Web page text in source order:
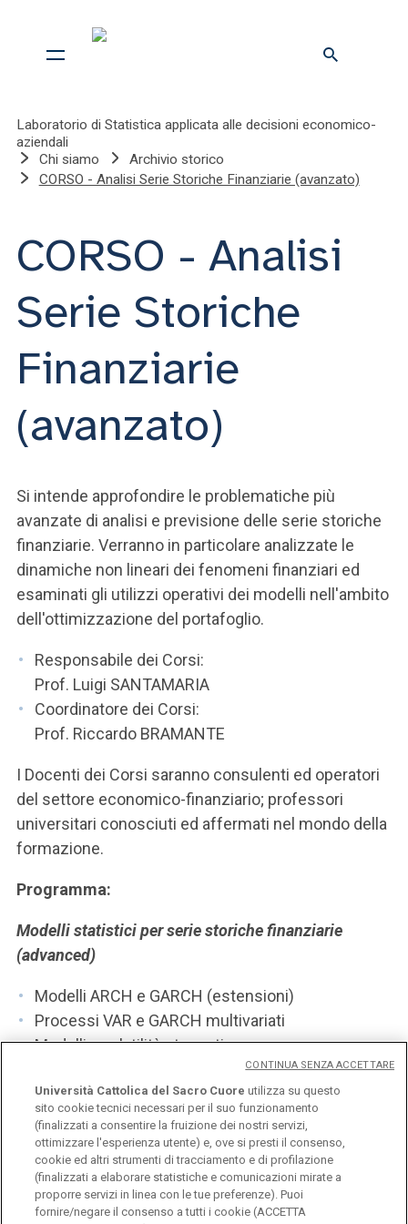
Laboratorio di Statistica applicata alle decisioni economico-
aziendali
Chi siamo
Archivio storico
CORSO - Analisi Serie Storiche Finanziarie (avanzato)
CORSO - Analisi
Serie Storiche
Finanziarie
(avanzato)
Si intende approfondire le problematiche più
avanzate di analisi e previsione delle serie storiche
finanziarie. Verranno in particolare analizzate le
dinamiche non lineari dei fenomeni finanziari ed
esaminati gli utilizzi operativi dei modelli nell'ambito
dell'ottimizzazione del portafoglio.
Responsabile dei Corsi:
Prof. Luigi SANTAMARIA
Coordinatore dei Corsi:
Prof. Riccardo BRAMANTE
I Docenti dei Corsi saranno consulenti ed operatori
del settore economico-finanziario; professori
universitari conosciuti ed affermati nel mondo della
formazione.
Programma:
Modelli statistici per serie storiche finanziarie
(advanced)
Modelli ARCH e GARCH (estensioni)
Processi VAR e GARCH multivariati
Modelli a volatilità stocastica
Modelli specifici per i mercati finanziari
Modelli per la previsione dei tassi di interesse
Modelli VaR
Modelli per l'Asset Management
Università Cattolica del Sacro Cuore utilizza su questo
sito cookie tecnici necessari per il suo funzionamento
(finalizzati a consentire la fruizione dei nostri servizi,
ottimizzare l'esperienza utente) e, ove si presti il consenso,
cookie ed altri strumenti di tracciamento e di profilazione
(finalizzati a elaborare statistiche e comunicazioni mirate a
proporre servizi in linea con le tue preferenze). Puoi
fornire/negare il consenso a tutti i cookie (ACCETTA
CONTINUA SENZA ACCETTARE